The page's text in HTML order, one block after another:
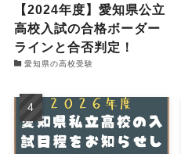
【2024年度】愛知県公立
高校入試の合格ボーダー
ラインと合否判定！
愛知県の高校受験